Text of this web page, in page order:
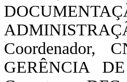
Coordenador,
GERÊNCIA